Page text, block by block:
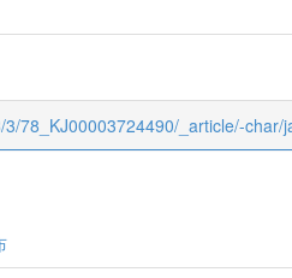
78_KJ00003724490/_article/-char/